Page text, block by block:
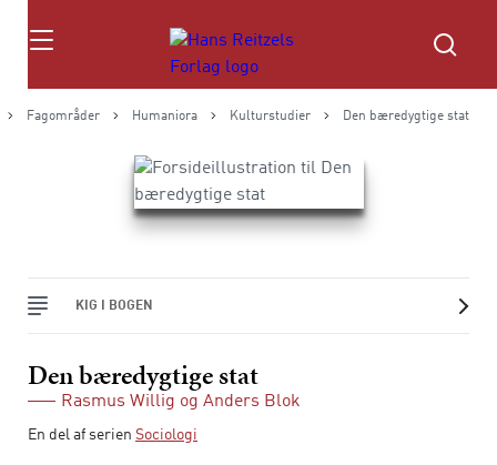
Søg
Fagområder Humaniora Kulturstudier Den bæredygtige stat
KIG I BOGEN
Den bæredygtige stat
Rasmus Willig og Anders Blok
En del af serien Sociologi